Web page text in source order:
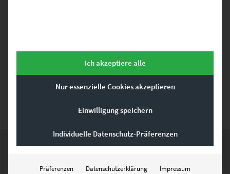
Wandbildgrößen sind bis 150cm konfigurierbar aber auch größere
Größen und als Akustikbilder sind diese Esslingen Bilder erhältlich.
Nutze hierfür oder bei weiteren Fragen dasKontaktformular. Und
nun viel Spaß beim Stöbern des Shops.
Ich akzeptiere alle
Nur essenzielle Cookies akzeptieren
Einwilligung speichern
Individuelle Datenschutz-Präferenzen
Präferenzen Datenschutzerklärung Impressum